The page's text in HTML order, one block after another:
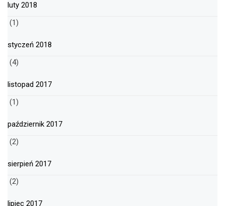
luty 2018
(1)
styczeń 2018
(4)
listopad 2017
(1)
październik 2017
(2)
sierpień 2017
(2)
lipiec 2017